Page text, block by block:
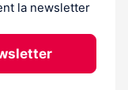
la newsletter